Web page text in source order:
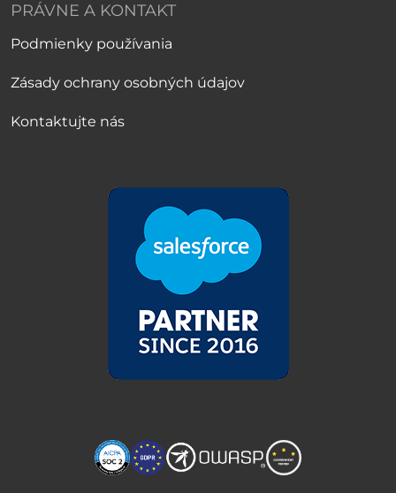
PRÁVNE A KONTAKT
Podmienky používania
Zásady ochrany osobných údajov
Kontaktujte nás